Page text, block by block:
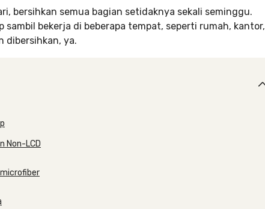
bersihkan semua bagian setidaknya sekali seminggu.
sambil bekerja di beberapa tempat, seperti rumah, kantor,
dibersihkan, ya.
Non-LCD